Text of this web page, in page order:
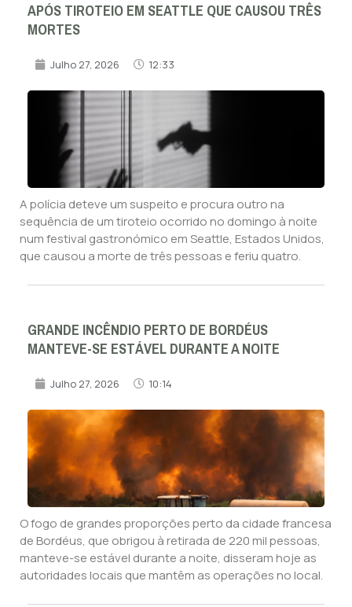
APÓS TIROTEIO EM SEATTLE QUE CAUSOU TRÊS
MORTES
Julho 27, 2026 12:33
A polícia deteve um suspeito e procura outro na
sequência de um tiroteio ocorrido no domingo à noite
num festival gastronómico em Seattle, Estados Unidos,
que causou a morte de três pessoas e feriu quatro.
GRANDE INCÊNDIO PERTO DE BORDÉUS
MANTEVE-SE ESTÁVEL DURANTE A NOITE
Julho 27, 2026 10:14
O fogo de grandes proporções perto da cidade francesa
de Bordéus, que obrigou à retirada de 220 mil pessoas,
manteve-se estável durante a noite, disseram hoje as
autoridades locais que mantêm as operações no local.